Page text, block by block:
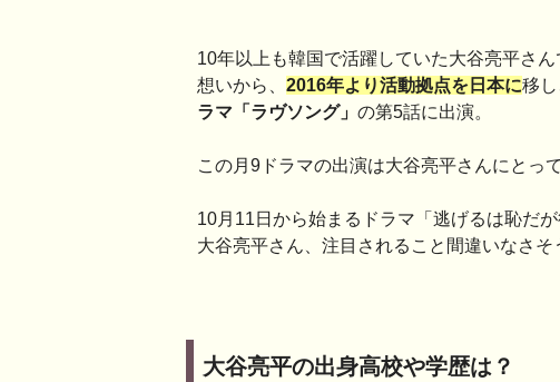
10年以上も韓国で活躍していた大谷亮平さ
想いから、 2016年より活動拠点を日本に移
ラマ「ラヴソング」 の第5話に出演。
この月9ドラマの出演は大谷亮平さんにとっ
10月11日から始まるドラマ「逃げるは恥だ
大谷亮平さん、注目されること間違いなさそ
大谷亮平の出身高校や学歴は？